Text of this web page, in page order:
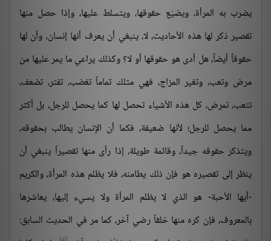
يضرب به المرأة، ويضيّع حقوقها، ويتسلط عليها، وإذا حصل منها
تقصير ذكر لها هذه الأحاديث، لا، ينبغي أن يعرف أنها إنسان، وأن لها
حقوقاً أيضاً، هل أدى هو حقوقها أو لا؟ وكذلك يراعي ما يمر عليها من
مرض وتعب، وتغير المزاج، فهي مثلك تماماً تغضب، تفتر، تضعف،
تتعب، تمرض، كل هذه الأشياء تحصل لها كما يحصل للرجل، بل أكثر
مما يحصل للرجل؛ لأنها ضعيفة، فكما أن الإنسان يطالب بحقوقه،
ويتذكر حقوقه جيداً، وقائمة طويلة، إذا رأى منها تقصيراً ينبغي أن
ينظر إلى تقصيره هو فإن ذلك يطامنه، فلا يظلم هذه المرأة، والكريم
-أيها الأحبة- هو الذي لا يظلم المرأة ولا يسيء إليها، يعاشرها
بالمعروف، فإن كره منها خلقاً رضي آخر، كما مر في الحديث السابق: